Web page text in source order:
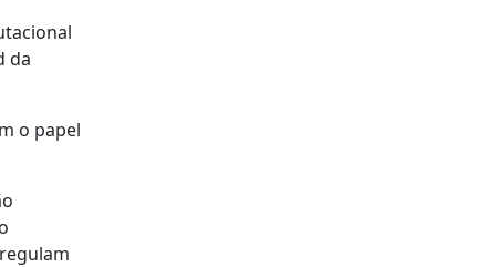
da
o papel